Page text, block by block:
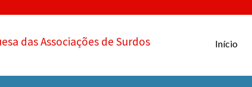
das Associações de Surdos Início